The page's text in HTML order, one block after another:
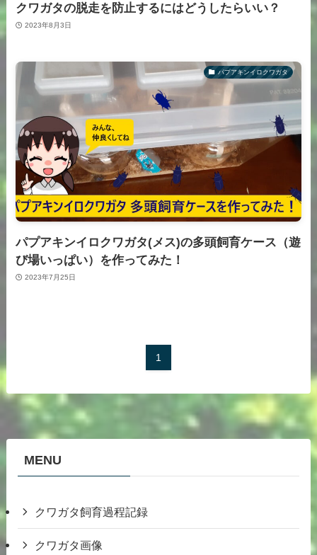
クワガタの脱走を防止するにはどうしたらいい？
2023年8月3日
パプアキンイロクワガタ
パプアキンイロクワガタ(メス)の多頭飼育ケース（遊
び場いっぱい）を作ってみた！
2023年7月25日
1
MENU
クワガタ飼育過程記録
クワガタ画像